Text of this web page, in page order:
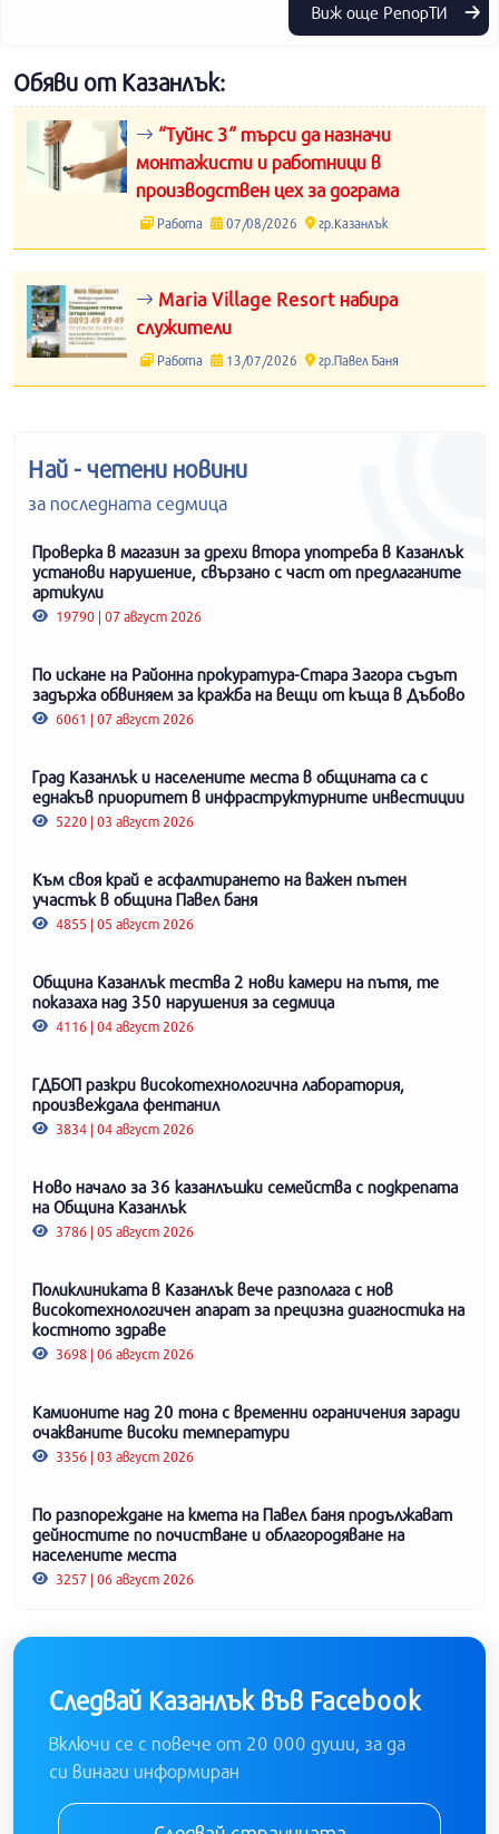
Виж още РепорТИ
Обяви от Казанлък:
“Туйнс 3“ търси да назначи
монтажисти и работници в
производствен цех за дограма
Работа 07/08/2026 гр.Казанлък
Maria Village Resort набира
служители
Работа 13/07/2026 гр.Павел Баня
Най - четени новини
за последната седмица
Проверка в магазин за дрехи втора употреба в Казанлък
установи нарушение, свързано с част от предлаганите
артикули
19790 | 07 август 2026
По искане на Районна прокуратура-Стара Загора съдът
задържа обвиняем за кражба на вещи от къща в Дъбово
6061 | 07 август 2026
Град Казанлък и населените места в общината са с
еднакъв приоритет в инфраструктурните инвестиции
5220 | 03 август 2026
Към своя край е асфалтирането на важен пътен
участък в община Павел баня
4855 | 05 август 2026
Община Казанлък тества 2 нови камери на пътя, те
показаха над 350 нарушения за седмица
4116 | 04 август 2026
ГДБОП разкри високотехнологична лаборатория,
произвеждала фентанил
3834 | 04 август 2026
Ново начало за 36 казанлъшки семейства с подкрепата
на Община Казанлък
3786 | 05 август 2026
Поликлиниката в Казанлък вече разполага с нов
високотехнологичен апарат за прецизна диагностика на
костното здраве
3698 | 06 август 2026
Камионите над 20 тона с временни ограничения заради
очакваните високи температури
3356 | 03 август 2026
По разпореждане на кмета на Павел баня продължават
дейностите по почистване и облагородяване на
населените места
3257 | 06 август 2026
Следвай Казанлък във Facebook
Включи се с повече от 20 000 души, за да
си винаги информиран